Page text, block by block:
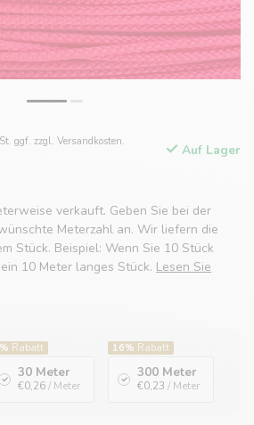
ggf. zzgl. Versandkosten.
Auf Lager
verkauft. Geben Sie bei der
Meterzahl an. Wir liefern die
Stück. Beispiel: Wenn Sie 10 Stück
10 Meter langes Stück. Lesen Sie
Rabatt
30 Meter
€0,26/ Meter
16% Rabatt
300 Meter
€0,23 / Meter